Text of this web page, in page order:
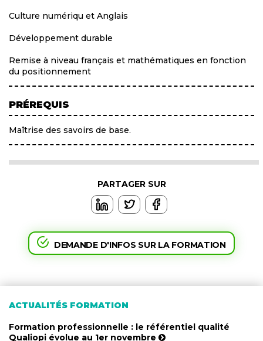
Culture numériqu et Anglais
Développement durable
Remise à niveau français et mathématiques en fonction
du positionnement
PRÉREQUIS
Maîtrise des savoirs de base.
DEMANDE D'INFOS SUR LA FORMATION
PARTAGER SUR
ACTUALITÉS FORMATION
Formation professionnelle : le référentiel qualité
Qualiopi évolue au 1er novembre